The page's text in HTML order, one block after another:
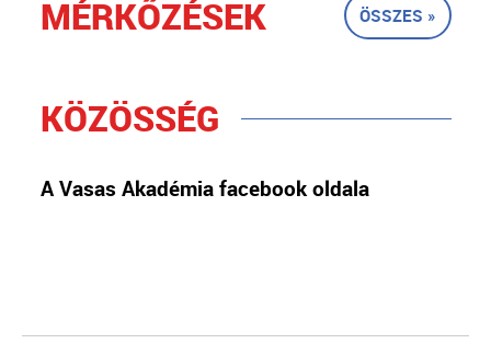
MÉRKŐZÉSEK
ÖSSZES »
KÖZÖSSÉG
A Vasas Akadémia facebook oldala